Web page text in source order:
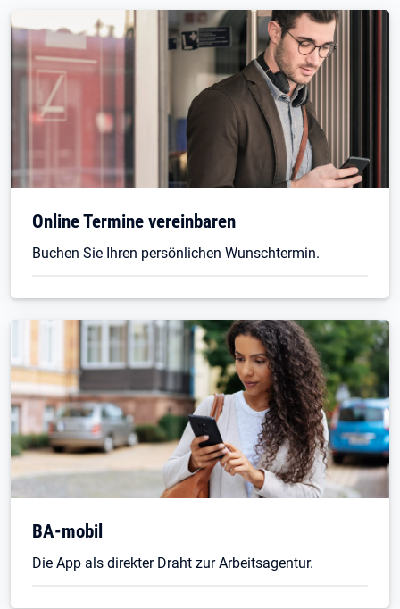
Online Termine vereinbaren
Buchen Sie Ihren persönlichen Wunschtermin.
BA-mobil
Die App als direkter Draht zur Arbeitsagentur.